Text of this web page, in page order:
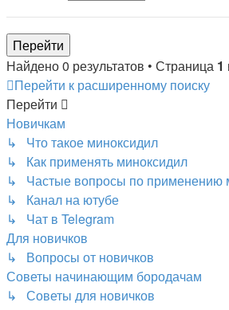
Найдено 0 результатов • Страница 1
Перейти к расширенному поиску
Перейти
Новичкам
↳ Что такое миноксидил
↳ Как применять миноксидил
↳ Частые вопросы по применению
↳ Канал на ютубе
↳ Чат в Telegram
Для новичков
↳ Вопросы от новичков
Советы начинающим бородачам
↳ Советы для новичков